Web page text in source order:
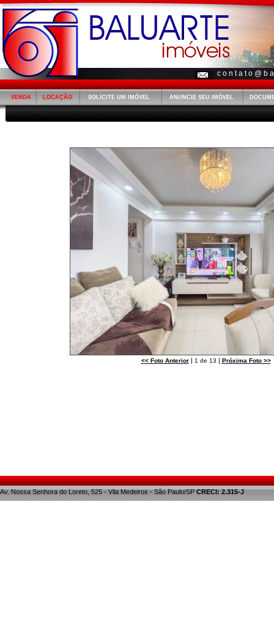
c o n t a t o @ b
VENDA LOCAÇÃO SOLICITE UM IMÓVEL ANUNCIE SEU IMÓVEL
<< Foto Anterior| 1 de 13 | Próxima Foto>>
Av. Nossa Senhora do Loreto, 525 - Vila Medeiros - São Paulo/SPCRECI: 2.315-J